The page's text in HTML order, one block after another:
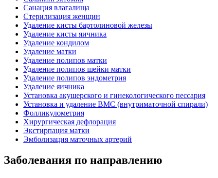
Санация влагалища
Стерилизация женщин
Удаление кисты бартолиновой железы
Удаление кисты яичника
Удаление кондилом
Удаление матки
Удаление полипов матки
Удаление полипов шейки матки
Удаление полипов эндометрия
Удаление яичника
Установка акушерского и гинекологического пессария
Установка и удаление ВМС (внутриматочной спирали)
Фолликулометрия
Хирургическая дефлорация
Экстирпация матки
Эмболизация маточных артерий
Заболевания по направлению